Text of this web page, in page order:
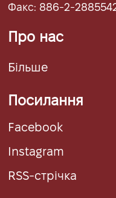
Факс: 886-2-
Про нас
Більше
Посилання
Facebook
Instagram
RSS-стрічка